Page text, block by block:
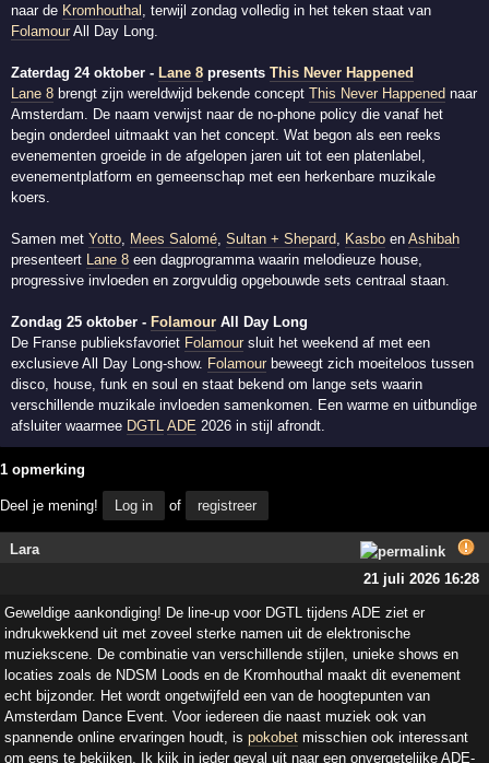
naar de Kromhouthal , terwijl zondag volledig in het teken staat van
Folamour All Day Long.
Zaterdag 24 oktober - Lane 8 presentsThis Never Happened
Lane 8 brengt zijn wereldwijd bekende conceptThis Never Happened naar
Amsterdam. De naam verwijst naar de no-phone policy die vanaf het
begin onderdeel uitmaakt van het concept. Wat begon als een reeks
evenementen groeide in de afgelopen jaren uit tot een platenlabel,
evenementplatform en gemeenschap met een herkenbare muzikale
koers.
Samen metYotto, Mees Salomé,Sultan + Shepard, Kasbo enAshibah
presenteert Lane 8 een dagprogramma waarin melodieuze house,
progressive invloeden en zorgvuldig opgebouwde sets centraal staan.
Zondag 25 oktober - Folamour All Day Long
De Franse publieksfavoriet Folamour sluit het weekend af met een
exclusieve All Day Long-show. Folamour beweegt zich moeiteloos tussen
disco, house, funk en soul en staat bekend om lange sets waarin
verschillende muzikale invloeden samenkomen. Een warme en uitbundige
afsluiter waarmee DGTL ADE 2026 in stijl afrondt.
1 opmerking
Deel je mening! Log in of registreer
Lara
21 juli 2026 16:28
Geweldige aankondiging! De line-up voor DGTL tijdens ADE ziet er
indrukwekkend uit met zoveel sterke namen uit de elektronische
muziekscene. De combinatie van verschillende stijlen, unieke shows en
locaties zoals de NDSM Loods en de Kromhouthal maakt dit evenement
echt bijzonder. Het wordt ongetwijfeld een van de hoogtepunten van
Amsterdam Dance Event. Voor iedereen die naast muziek ook van
spannende online ervaringen houdt, is pokobetmisschien ook interessant
om eens te bekijken. Ik kijk in ieder geval uit naar een onvergetelijke ADE-